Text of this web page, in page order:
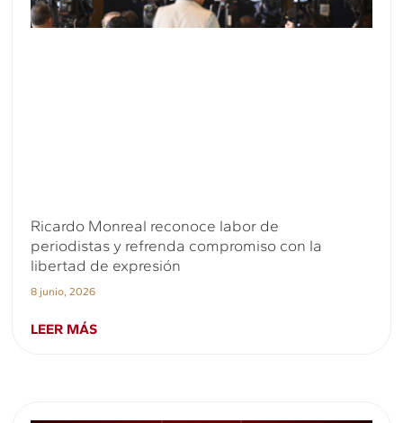
Ricardo Monreal reconoce labor de
periodistas y refrenda compromiso con la
libertad de expresión
8 junio, 2026
LEER MÁS